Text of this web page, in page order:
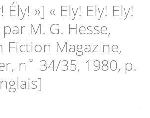
Ély! »] « Ely! Ely! Ely!
M. G. Hesse,
Fiction Magazine,
n˚ 34/35, 1980, p.